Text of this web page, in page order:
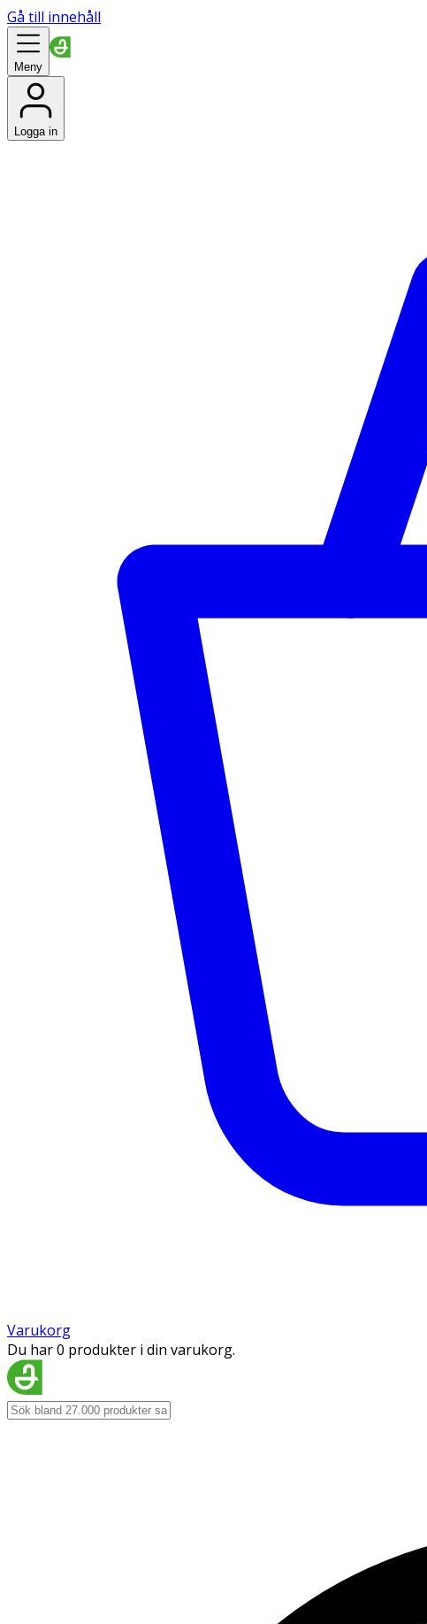
Gå till innehåll
Meny
Logga in
Varukorg
Du har 0 produkter i din varukorg.